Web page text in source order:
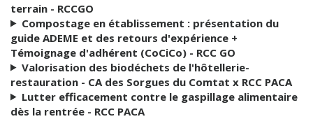
terrain - RCCGO
Compostage en établissement : présentation du
guide ADEME et des retours d'expérience +
Témoignage d'adhérent (CoCiCo) - RCC GO
Valorisation des biodéchets de l'hôtellerie-
restauration - CA des Sorgues du Comtat x RCC PACA
Lutter efficacement contre le gaspillage alimentaire
dès la rentrée - RCC PACA